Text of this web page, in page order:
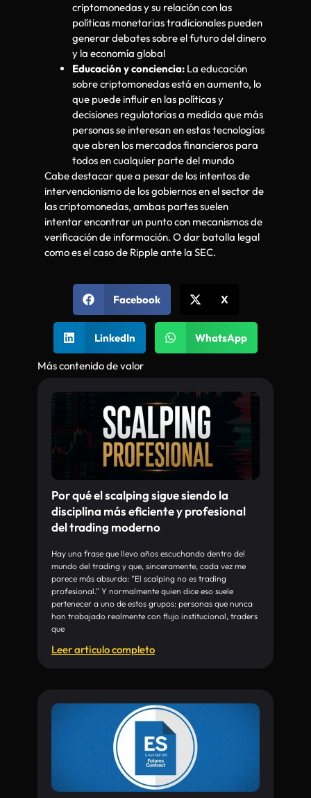
criptomonedas y su relación con las
políticas monetarias tradicionales pueden
generar debates sobre el futuro del dinero
y la economía global
Educación y conciencia: La educación
sobre criptomonedas está en aumento, lo
que puede influir en las políticas y
decisiones regulatorias a medida que más
personas se interesan en estas tecnologías
que abren los mercados financieros para
todos en cualquier parte del mundo
Cabe destacar que a pesar de los intentos de
intervencionismo de los gobiernos en el sector de
las criptomonedas, ambas partes suelen
intentar encontrar un punto con mecanismos de
verificación de información. O dar batalla legal
como es el caso de Ripple ante la SEC.
Facebook X
LinkedIn WhatsApp
Más contenido de valor
Por qué el scalping sigue siendo la
disciplina más eficiente y profesional
del trading moderno
Hay una frase que llevo años escuchando dentro del
mundo del trading y que, sinceramente, cada vez me
parece más absurda: “El scalping no es trading
profesional.” Y normalmente quien dice eso suele
pertenecer a uno de estos grupos: personas que nunca
han trabajado realmente con flujo institucional, traders
que
Leer articulo completo